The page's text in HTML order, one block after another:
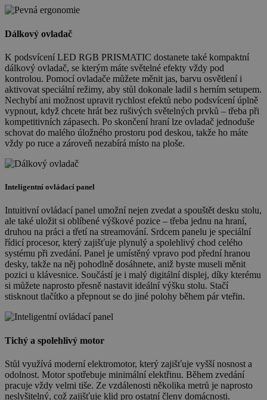
Dálkový ovladač
K podsvícení LED RGB PRISMATIC dostanete také kompaktní
dálkový ovladač, se kterým máte světelné efekty vždy pod
kontrolou. Pomocí ovladače můžete měnit jas, barvu osvětlení i
aktivovat speciální režimy, aby stůl dokonale ladil s herním setupem.
Nechybí ani možnost upravit rychlost efektů nebo podsvícení úplně
vypnout, když chcete hrát bez rušivých světelných prvků – třeba při
kompetitivních zápasech. Po skončení hraní lze ovladač jednoduše
schovat do malého úložného prostoru pod deskou, takže ho máte
vždy po ruce a zároveň nezabírá místo na ploše.
Inteligentní ovládací panel
Intuitivní ovládací panel umožní nejen zvedat a spouštět desku stolu,
ale také uložit si oblíbené výškové pozice – třeba jednu na hraní,
druhou na práci a třetí na streamování. Srdcem panelu je speciální
řídicí procesor, který zajišťuje plynulý a spolehlivý chod celého
systému při zvedání. Panel je umístěný vpravo pod přední hranou
desky, takže na něj pohodlně dosáhnete, aniž byste museli měnit
pozici u klávesnice. Součástí je i malý digitální displej, díky kterému
si můžete naprosto přesně nastavit ideální výšku stolu. Stačí
stisknout tlačítko a přepnout se do jiné polohy během pár vteřin.
Tichý a spolehlivý motor
Stůl využívá moderní elektromotor, který zajišťuje vyšší nosnost a
odolnost. Motor spotřebuje minimální elektřinu. Během zvedání
pracuje vždy velmi tiše. Ze vzdálenosti několika metrů je naprosto
neslyšitelný, což zajišťuje klid pro ostatní členy domácnosti.